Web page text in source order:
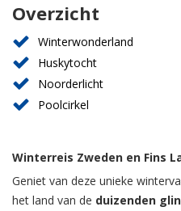
Overzicht
Winterwonderland
Huskytocht
Noorderlicht
Poolcirkel
Winterreis Zweden en Fins
Geniet van deze unieke
het land van de duizenden